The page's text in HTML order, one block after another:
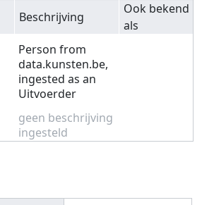
Beschrijving
Ook bekend
als
Person from
data.kunsten.be,
ingested as an
Uitvoerder
geen beschrijving
ingesteld